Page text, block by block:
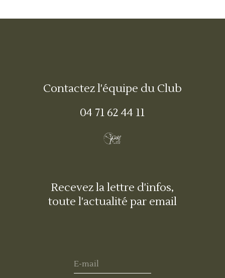
Contactez l'équipe du Club
04 71 62 44 11
Recevez la lettre d'infos,
toute l'actualité par email